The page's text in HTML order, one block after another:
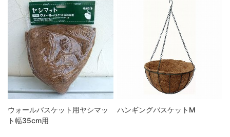
ウォールバスケット用ヤシマッ
ト幅35cm用
ハンギングバスケットM